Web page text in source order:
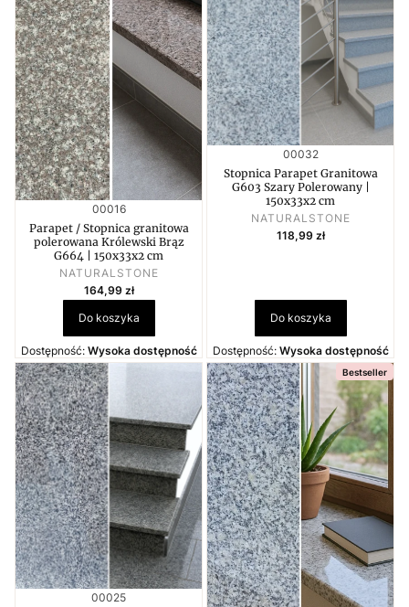
Kod produktu
00016
Parapet / Stopnica granitowa
polerowana Królewski Brąz
G664 | 150x33x2 cm
PRODUCENT
NATURALSTONE
Cena
164,99 zł
Do koszyka
Dostępność: Wysoka dostępność
Kod produktu
00032
Stopnica Parapet Granitowa
G603 Szary Polerowany |
150x33x2 cm
PRODUCENT
NATURALSTONE
Cena
118,99 zł
Do koszyka
Dostępność: Wysoka dostępność
Kod produktu
00025
Bestseller